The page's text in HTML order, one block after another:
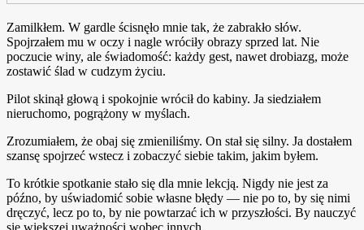
Zamilkłem. W gardle ścisnęło mnie tak, że zabrakło słów.
Spojrzałem mu w oczy i nagle wróciły obrazy sprzed lat. Nie
poczucie winy, ale świadomość: każdy gest, nawet drobiazg, może
zostawić ślad w cudzym życiu.
Pilot skinął głową i spokojnie wrócił do kabiny. Ja siedziałem
nieruchomo, pogrążony w myślach.
Zrozumiałem, że obaj się zmieniliśmy. On stał się silny. Ja dostałem
szansę spojrzeć wstecz i zobaczyć siebie takim, jakim byłem.
To krótkie spotkanie stało się dla mnie lekcją. Nigdy nie jest za
późno, by uświadomić sobie własne błędy — nie po to, by się nimi
dręczyć, lecz po to, by nie powtarzać ich w przyszłości. By nauczyć
się większej uważności wobec innych.